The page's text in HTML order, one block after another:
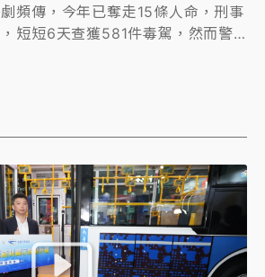
頻傳，今年已奪走15條人命，刑事
短短6天查獲581件毒駕，然而警
抓不完，成不定時炸彈。行政院4
依托咪酯從第二級升為第一級毒
坐罰；對於電子煙成為依托咪酯主
修改《菸害防治法》，持有電子煙
，另增訂販賣輸入、供應電子煙刑
提出，全面向毒駕宣戰。